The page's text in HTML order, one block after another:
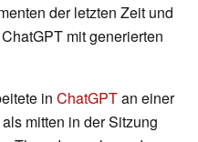
der letzten Zeit und
mit generierten
in ChatGPTan einer
mitten in der Sitzung